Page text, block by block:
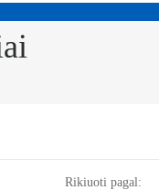
Rikiuoti pagal: